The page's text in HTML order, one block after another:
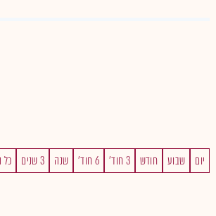
יום שבוע חודש 3 חוד' 6 חוד' שנה 3 שנים כל